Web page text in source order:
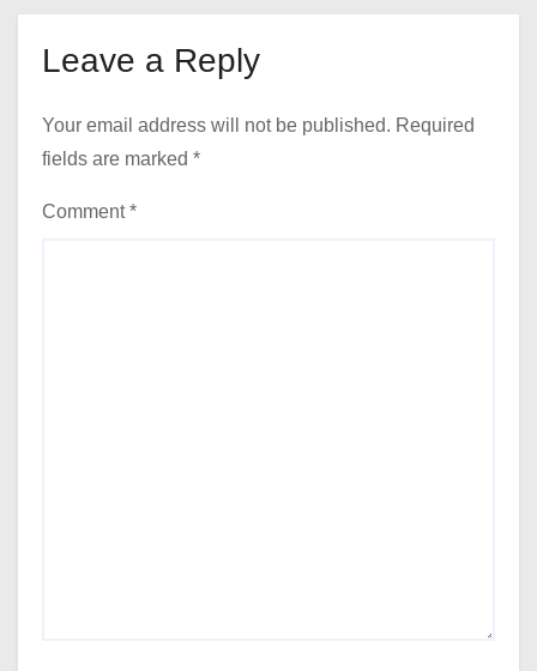
Leave a Reply
Your email address will not be published. Required
fields are marked *
Comment*